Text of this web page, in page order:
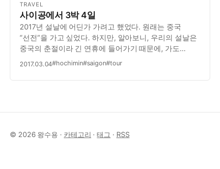
TRAVEL
사이공에서 3박 4일
2017년 설날에 어딘가 가려고 했었다. 원래는 중국
“선전”을 가고 싶었다. 하지만, 알아보니, 우리의 설날은
중국의 춘절이라 긴 연휴에 들어가기 때문에, 가도
아무것도 할 수 없다고 한다. 그래서 차선으로 선택한
있다. 호치민에 대해서 검색할 때에는 특히 영어…
2017.03.04#hochimin#saigon#tour
© 2026 왕수용 · 카테고리 ·태그 · RSS